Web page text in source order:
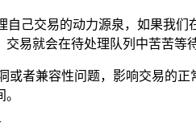
己交易的动力源泉，如果我们
易就会在待处理队列中苦苦等
者兼容性问题，影响交易的正